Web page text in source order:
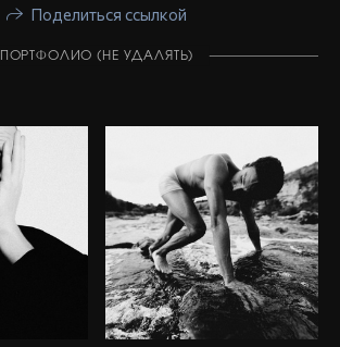
Поделиться ссылкой
ПОРТФОЛИО (НЕ УДАЛЯТЬ)